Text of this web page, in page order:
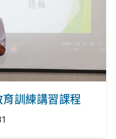
訓練講習課程